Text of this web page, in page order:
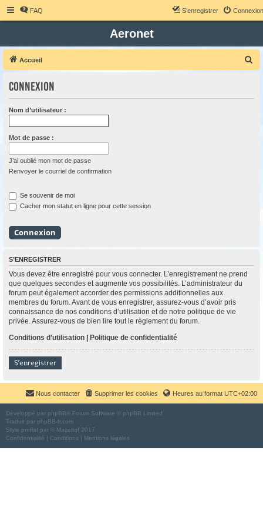
FAQ Connexion
S’enregistrer
Aeronet
Accueil
Connexion
Nom d’utilisateur :
Mot de passe :
J’ai oublié mon mot de passe
Renvoyer le courriel de confirmation
Se souvenir de moi
Cacher mon statut en ligne pour cette session
S’ENREGISTRER
Vous devez être enregistré pour vous connecter. L’enregistrement ne prend
que quelques secondes et augmente vos possibilités. L’administrateur du
forum peut également accorder des permissions additionnelles aux
membres du forum. Avant de vous enregistrer, assurez-vous d’avoir pris
connaissance de nos conditions d’utilisation et de notre politique de vie
privée. Assurez-vous de bien lire tout le règlement du forum.
Conditions d’utilisation | Politique de confidentialité
S’enregistrer
Heures au format UTC+02:00
Supprimer les cookies
Nous contacter
Développé par phpBB® Forum Software © phpBB Limited
Traduit par phpBB-fr.com
Style proflat par © Mazeltof 2017
Confidentialité | Conditions | Mentions légales